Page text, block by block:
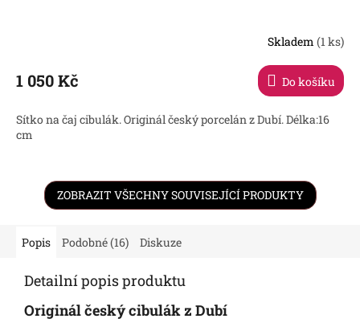
Skladem (1 ks)
1 050 Kč Do košíku
Sítko na čaj cibulák. Originál český porcelán z Dubí. Délka:16
cm
ZOBRAZIT VŠECHNY SOUVISEJÍCÍ PRODUKTY
Popis Podobné (16) Diskuze
Detailní popis produktu
Originál český cibulák z Dubí